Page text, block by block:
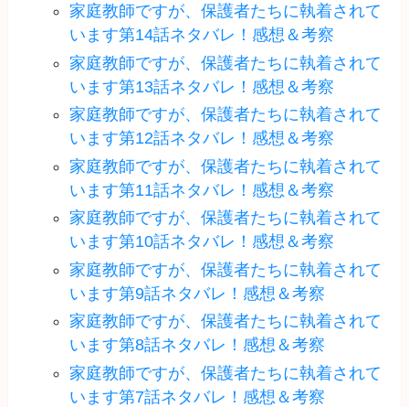
家庭教師ですが、保護者たちに執着されて
います第14話ネタバレ！感想＆考察
家庭教師ですが、保護者たちに執着されて
います第13話ネタバレ！感想＆考察
家庭教師ですが、保護者たちに執着されて
います第12話ネタバレ！感想＆考察
家庭教師ですが、保護者たちに執着されて
います第11話ネタバレ！感想＆考察
家庭教師ですが、保護者たちに執着されて
います第10話ネタバレ！感想＆考察
家庭教師ですが、保護者たちに執着されて
います第9話ネタバレ！感想＆考察
家庭教師ですが、保護者たちに執着されて
います第8話ネタバレ！感想＆考察
家庭教師ですが、保護者たちに執着されて
います第7話ネタバレ！感想＆考察